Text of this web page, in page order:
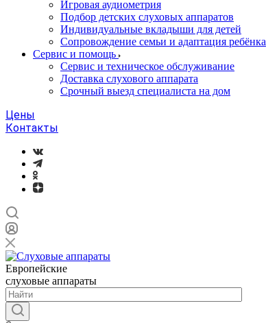
Игровая аудиометрия
Подбор детских слуховых аппаратов
Индивидуальные вкладыши для детей
Сопровождение семьи и адаптация ребёнка
Сервис и помощь
Сервис и техническое обслуживание
Доставка слухового аппарата
Срочный выезд специалиста на дом
Цены
Контакты
Европейские
слуховые аппараты